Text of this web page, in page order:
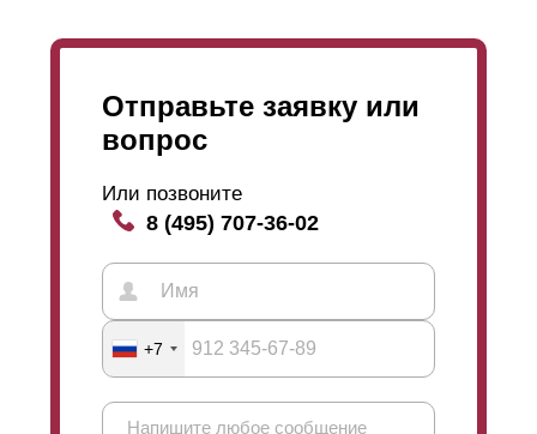
Отправьте заявку или
вопрос
Или позвоните
8 (495) 707-36-02
+7